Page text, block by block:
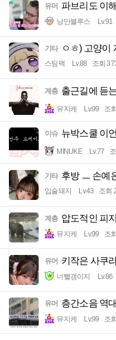
유머 파브리도 이
낭만블루스 Lv.91
기타 ㅇㅎ) 고양이
스팀팩 Lv.88 조회
계층 출근길에 듣
뮤지케 Lv.99 조
이슈 뉴박스쿨 이
MINUKE Lv.77
기타 후방 ㅡ 손예
입술돼지 Lv.43 조회
계층 압도적인 피
뮤지케 Lv.99 조
유머 키작은 사쿠
너빨갱이지 Lv.86
유머 층간소음 역
뮤지케 Lv.99 조